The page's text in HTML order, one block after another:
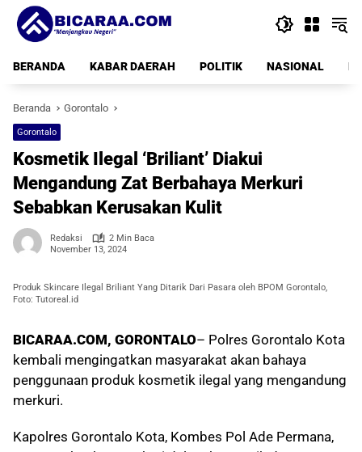
Langsung
konten
BERANDA
KABAR DAERAH POLITIK NASIONAL
Beranda Gorontalo
Gorontalo
Kosmetik Ilegal ‘Briliant’ Diakui
Mengandung Zat Berbahaya Merkuri
Sebabkan Kerusakan Kulit
Redaksi
2 Min Baca
November 13, 2024
Produk Skincare Ilegal Briliant Yang Ditarik Dari Pasara oleh BPOM Gorontalo,
Foto: Tutoreal.id
BICARAA.COM, GORONTALO– Polres Gorontalo Kota
kembali mengingatkan masyarakat akan bahaya
penggunaan produk kosmetik ilegal yang mengandung
merkuri.
Kapolres Gorontalo Kota, Kombes Pol Ade Permana,